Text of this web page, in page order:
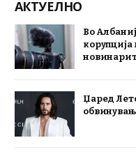
АКТУЕЛНО
Во
корупција
Џаред